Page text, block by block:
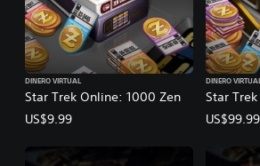
Star Trek Online: 1000 Zen
DINERO VIRTUAL
US$9.99
Star
DINERO
US$99.99